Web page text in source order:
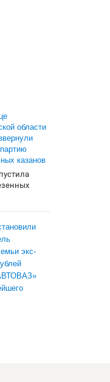
области
казанов
экс-